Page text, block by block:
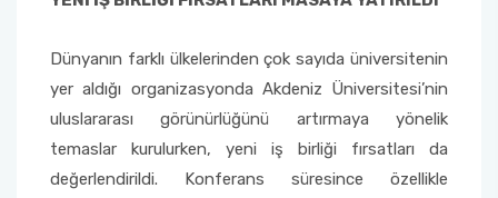
Dünyanın farklı ülkelerinden çok sayıda üniversitenin
yer aldığı organizasyonda Akdeniz Üniversitesi’nin
uluslararası görünürlüğünü artırmaya yönelik
temaslar kurulurken, yeni iş birliği fırsatları da
değerlendirildi. Konferans süresince özellikle
Tıp Fakültesi
Turizm Fakültesi
Uygulamalı Bilimler Fakültesi